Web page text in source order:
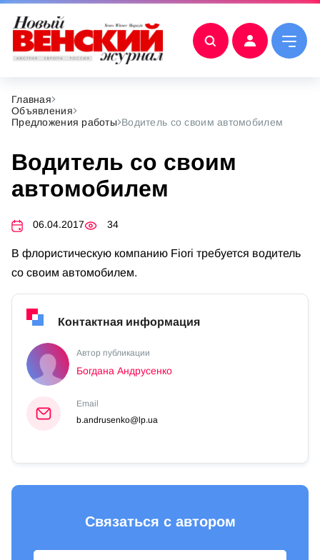
Главная
Объявления
Предложения работы Водитель со своим автомобилем
Водитель со своим
автомобилем
06.04.2017 34
В флористическую компанию Fiori требуется водитель
со своим автомобилем.
Контактная информация
Автор публикации
Богдана Андрусенко
Email
b.andrusenko@lp.ua
Связаться с автором